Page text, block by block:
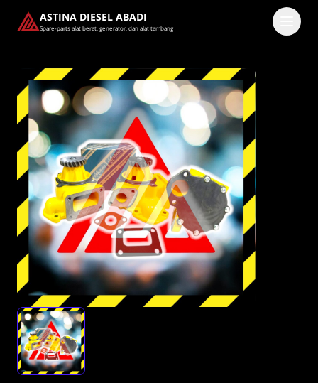
ASTINA DIESEL ABADI
Spare-parts alat berat, generator, dan alat tambang
Masuk
Pilih methode masuk
Lanjutkan dengan Google
Dengan melanjutkan, kamu telah membaca dan setuju
denganKetentuan LayanandanKebijakan Privasikami.